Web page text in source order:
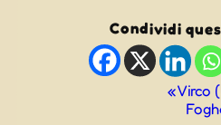
Condividi
«Virco